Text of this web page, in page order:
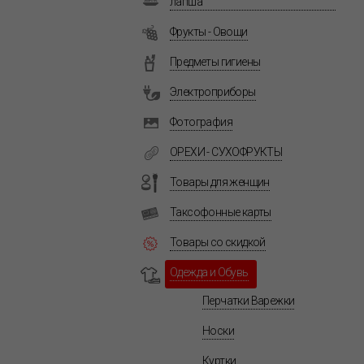
Фрукты - Овощи
Предметы гигиены
Электроприборы
Фотография
ОРЕХИ - СУХОФРУКТЫ
Товары для женщин
Таксофонные карты
Товары со скидкой
Одежда и Обувь
Перчатки Варежки
Носки
Куртки